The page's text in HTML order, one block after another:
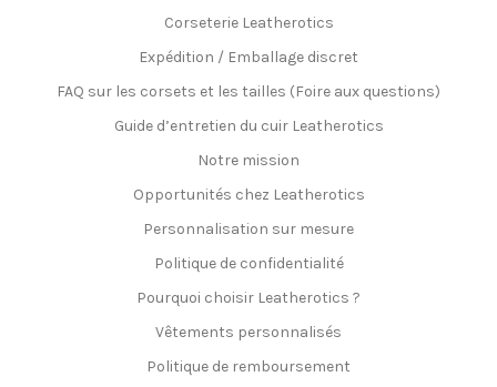
Corseterie Leatherotics
Expédition / Emballage discret
FAQ sur les corsets et les tailles (Foire aux questions)
Guide d’entretien du cuir Leatherotics
Notre mission
Opportunités chez Leatherotics
Personnalisation sur mesure
Politique de confidentialité
Pourquoi choisir Leatherotics ?
Vêtements personnalisés
Politique de remboursement